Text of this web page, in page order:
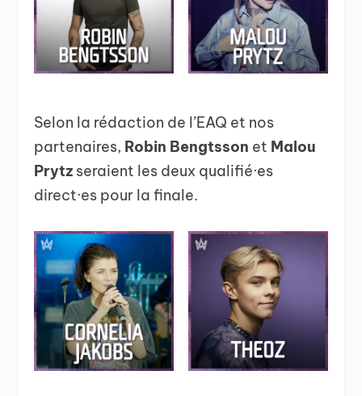
Selon la rédaction de l’EAQ et nos
partenaires, Robin Bengtsson et Malou
Prytz seraient les deux qualifié·es
direct·es pour la finale.